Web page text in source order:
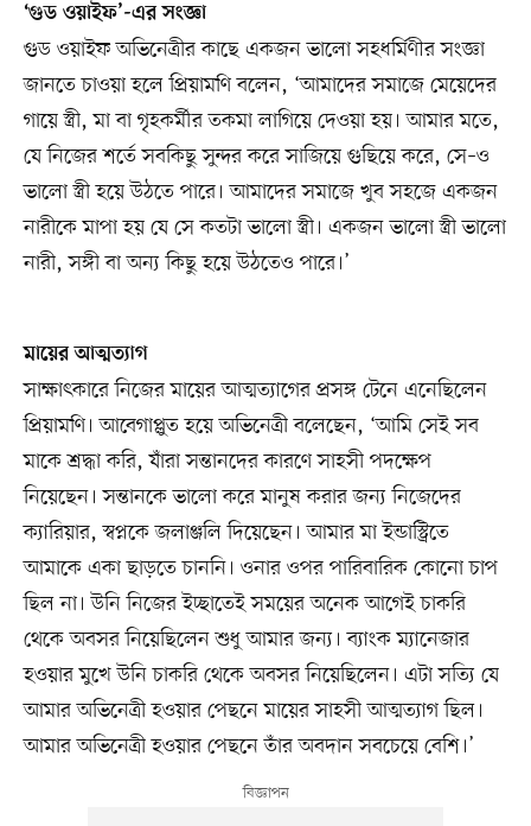
‘গুড ওয়াইফ’-এর সংজ্ঞা
গুড ওয়াইফ অভিনেত্রীর কাছে একজন ভালো সহধর্মিণীর সংজ্ঞা
জানতে চাওয়া হলে প্রিয়ামণি বলেন, ‘আমাদের সমাজে মেয়েদের
গায়ে স্ত্রী, মা বা গৃহকর্মীর তকমা লাগিয়ে দেওয়া হয়। আমার মতে,
যে নিজের শর্তে সবকিছু সুন্দর করে সাজিয়ে গুছিয়ে করে, সে–ও
ভালো স্ত্রী হয়ে উঠতে পারে। আমাদের সমাজে খুব সহজে একজন
নারীকে মাপা হয় যে সে কতটা ভালো স্ত্রী। একজন ভালো স্ত্রী ভালো
নারী, সঙ্গী বা অন্য কিছু হয়ে উঠতেও পারে।’
মায়ের আত্মত্যাগ
সাক্ষাৎকারে নিজের মায়ের আত্মত্যাগের প্রসঙ্গ টেনে এনেছিলেন
প্রিয়ামণি। আবেগাপ্লুত হয়ে অভিনেত্রী বলেছেন, ‘আমি সেই সব
মাকে শ্রদ্ধা করি, যাঁরা সন্তানদের কারণে সাহসী পদক্ষেপ
নিয়েছেন। সন্তানকে ভালো করে মানুষ করার জন্য নিজেদের
ক্যারিয়ার, স্বপ্নকে জলাঞ্জলি দিয়েছেন। আমার মা ইন্ডাস্ট্রিতে
আমাকে একা ছাড়তে চাননি। ওনার ওপর পারিবারিক কোনো চাপ
ছিল না। উনি নিজের ইচ্ছাতেই সময়ের অনেক আগেই চাকরি
থেকে অবসর নিয়েছিলেন শুধু আমার জন্য। ব্যাংক ম্যানেজার
হওয়ার মুখে উনি চাকরি থেকে অবসর নিয়েছিলেন। এটা সত্যি যে
আমার অভিনেত্রী হওয়ার পেছনে মায়ের সাহসী আত্মত্যাগ ছিল।
আমার অভিনেত্রী হওয়ার পেছনে তাঁর অবদান সবচেয়ে বেশি।’